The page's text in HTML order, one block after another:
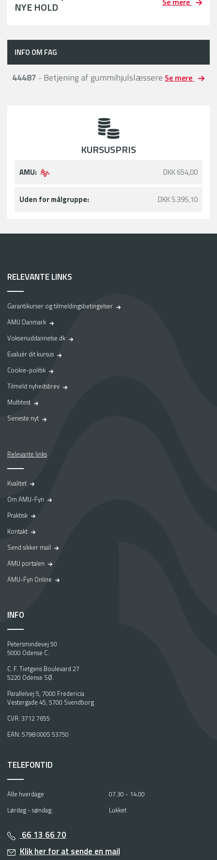
NYE HOLD
INFO OM FAG
44487 - Betjening af gummihjulslæssere Se mere
KURSUSPRIS
AMU: DKK 654,00
Uden for målgruppe: DKK 5.395,10
RELEVANTE LINKS
Garantikurser og tilmeldingsbetingelser
AMU Danmark
Voksenuddannelse.dk
Evaluér dit kursus
Cookie-politik
Tilmeld nyhedsbrev
Multitest
Seneste nyt
Relevante links
Kvalitet
Om AMU-Fyn
Praktisk
Kontakt
Send sikker mail
AMU portalen
AMU-Fyn Online
INFO
Petersmindevej 50
5000 Odense C.
C. F. Tietgens Boulevard 27
5220 Odense SØ.
Parallelvej 5, 7000 Fredericia
Vestergade 45, 5700 Svendborg
CVR: 3712 7655
EAN: 5798 0005 53750
TELEFONTID
Alle hverdage
07.30 - 14.00
Lørdag - søndag:
Lukket
66 13 66 70
Klik her for at sende en mail